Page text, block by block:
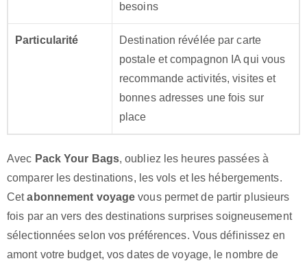
besoins
Particularité
Destination révélée par carte
postale et compagnon IA qui vous
recommande activités, visites et
bonnes adresses une fois sur
place
Avec Pack Your Bags, oubliez les heures passées à
comparer les destinations, les vols et les hébergements.
Cetabonnement voyage vous permet de partir plusieurs
fois par an vers des destinations surprises soigneusement
sélectionnées selon vos préférences. Vous définissez en
amont votre budget, vos dates de voyage, le nombre de